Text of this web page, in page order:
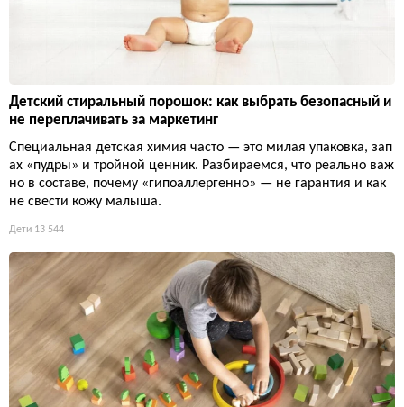
Детский стиральный порошок: как выбрать безопасный и
не переплачивать за маркетинг
Специальная детская химия часто — это милая упаковка, зап
ах «пудры» и тройной ценник. Разбираемся, что реально важ
но в составе, почему «гипоаллергенно» — не гарантия и как
не свести кожу малыша.
Дети 13 544